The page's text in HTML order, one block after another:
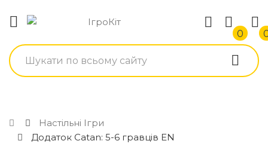
0
Настільні Ігри
Додаток Catan: 5-6 гравців EN